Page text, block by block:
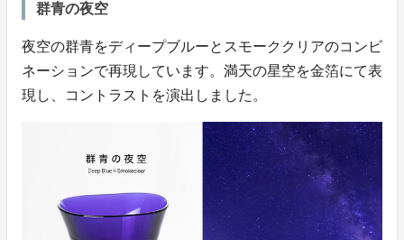
群青の夜空
夜空の群青をディープブルーとスモーククリアのコンビ
ネーションで再現しています。満天の星空を金箔にて表
現し、コントラストを演出しました。